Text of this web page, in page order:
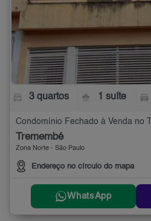
3 quartos 1 suíte
Tremembé
Zona Norte - São Paulo
Endereço no círculo do mapa
WhatsApp